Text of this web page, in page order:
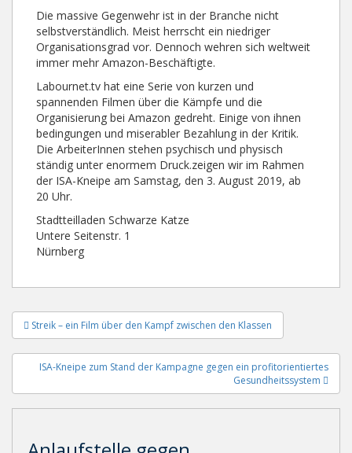
Die massive Gegenwehr ist in der Branche nicht
selbstverständlich. Meist herrscht ein niedriger
Organisationsgrad vor. Dennoch wehren sich weltweit
immer mehr Amazon-Beschäftigte.
Labournet.tv hat eine Serie von kurzen und
spannenden Filmen über die Kämpfe und die
Organisierung bei Amazon gedreht. Einige von ihnen
bedingungen und miserabler Bezahlung in der Kritik.
Die ArbeiterInnen stehen psychisch und physisch
ständig unter enormem Druck.zeigen wir im Rahmen
der ISA-Kneipe am Samstag, den 3. August 2019, ab
20 Uhr.
Stadtteilladen Schwarze Katze
Untere Seitenstr. 1
Nürnberg
Beitragsnavigation
Streik – ein Film über den Kampf zwischen den Klassen
ISA-Kneipe zum Stand der Kampagne gegen ein profitorientiertes
Gesundheitssystem